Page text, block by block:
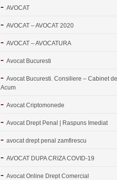
AVOCAT
AVOCAT – AVOCAT 2020
AVOCAT – AVOCATURA
Avocat Bucuresti
Avocat Bucuresti. Consiliere – Cabinet
Acum
Avocat Criptomonede
Avocat Drept Penal | Raspuns Imediat
avocat drept penal zamfirescu
AVOCAT DUPA CRIZA COVID-19
Avocat Online Drept Comercial